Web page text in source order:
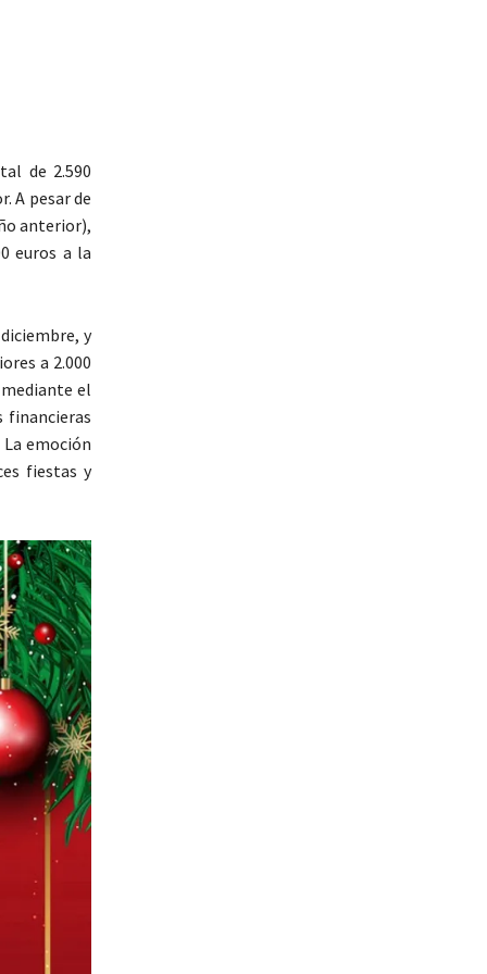
de 2.590
A pesar de
anterior),
euros a la
y
a 2.000
el
financieras
emoción
fiestas y